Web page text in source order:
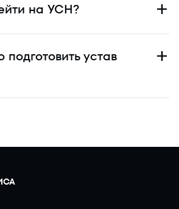
на УСН?
устав